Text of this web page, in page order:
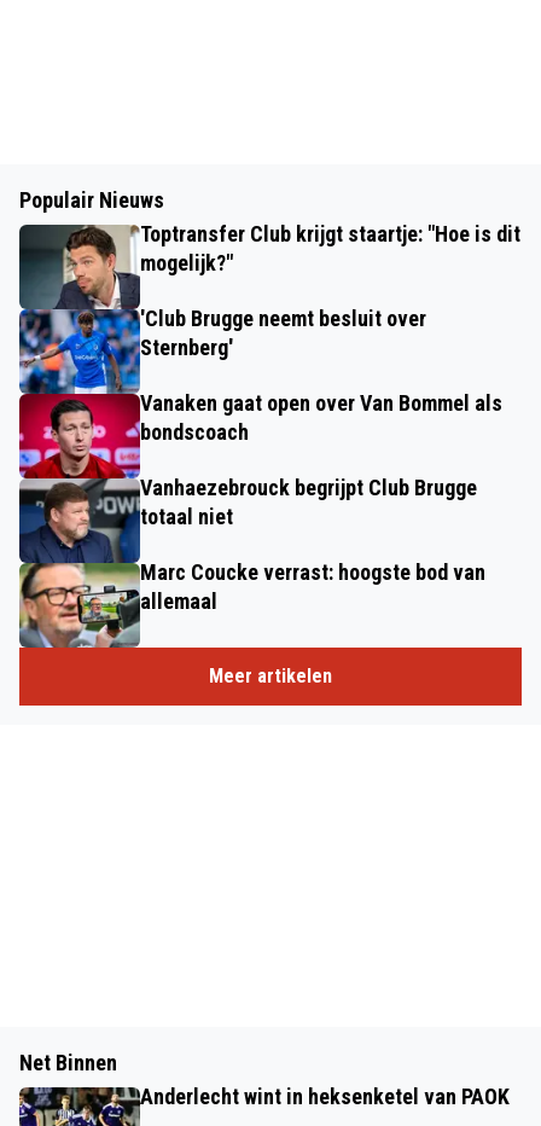
Populair Nieuws
Toptransfer Club krijgt staartje: "Hoe is dit
mogelijk?"
'Club Brugge neemt besluit over
Sternberg'
Vanaken gaat open over Van Bommel als
bondscoach
Vanhaezebrouck begrijpt Club Brugge
totaal niet
Marc Coucke verrast: hoogste bod van
allemaal
Meer artikelen
Net Binnen
Anderlecht wint in heksenketel van PAOK